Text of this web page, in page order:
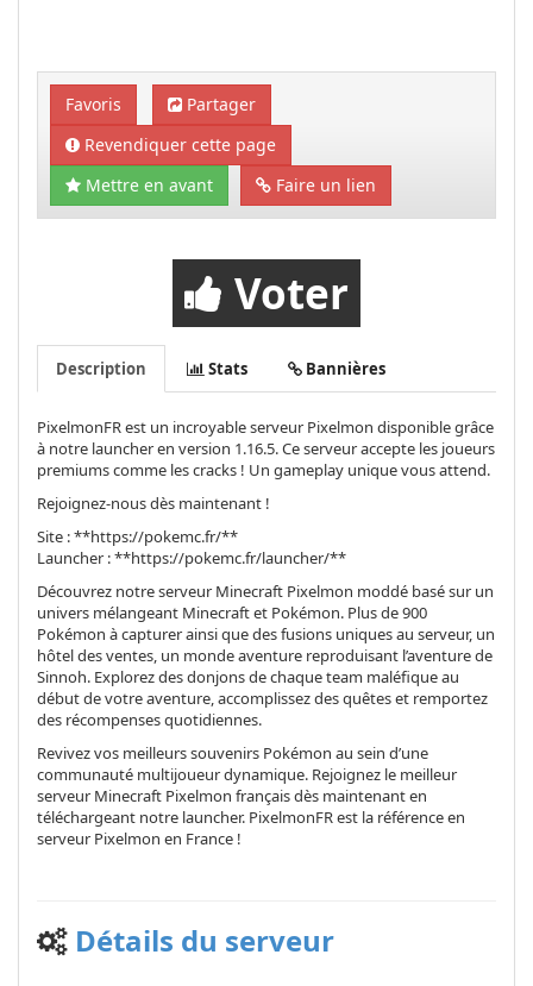
Favoris
Partager
Revendiquer cette page
Mettre en avant
Faire un lien
Voter
Description Stats Bannières
PixelmonFR est un incroyable serveur Pixelmon disponible grâce
à notre launcher en version 1.16.5. Ce serveur accepte les joueurs
premiums comme les cracks ! Un gameplay unique vous attend.
Rejoignez-nous dès maintenant !
Site : **https://pokemc.fr/**
Launcher : **https://pokemc.fr/launcher/**
Découvrez notre serveur Minecraft Pixelmon moddé basé sur un
univers mélangeant Minecraft et Pokémon. Plus de 900
Pokémon à capturer ainsi que des fusions uniques au serveur, un
hôtel des ventes, un monde aventure reproduisant l’aventure de
Sinnoh. Explorez des donjons de chaque team maléfique au
début de votre aventure, accomplissez des quêtes et remportez
des récompenses quotidiennes.
Revivez vos meilleurs souvenirs Pokémon au sein d’une
communauté multijoueur dynamique. Rejoignez le meilleur
serveur Minecraft Pixelmon français dès maintenant en
téléchargeant notre launcher. PixelmonFR est la référence en
serveur Pixelmon en France !
Détails du serveur